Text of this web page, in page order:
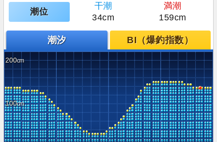
潮位
干潮
満潮
34cm
159cm
潮汐 BI（爆釣指数）
200
100